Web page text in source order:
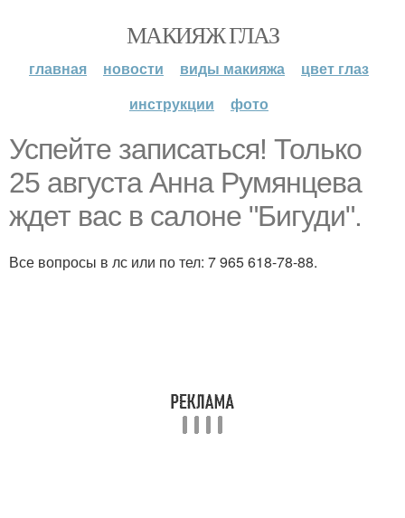
МАКИЯЖ ГЛАЗ
главная новости виды макияжа
цвет глаз
инструкции
фото
Успейте записаться! Только
25 августа Анна Румянцева
ждет вас в салоне "Бигуди".
Все вопросы в лс или по тел: 7 965 618-78-88.